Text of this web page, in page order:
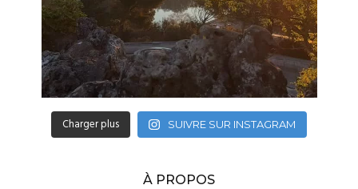
Charger plus SUIVRE SUR INSTAGRAM
À PROPOS